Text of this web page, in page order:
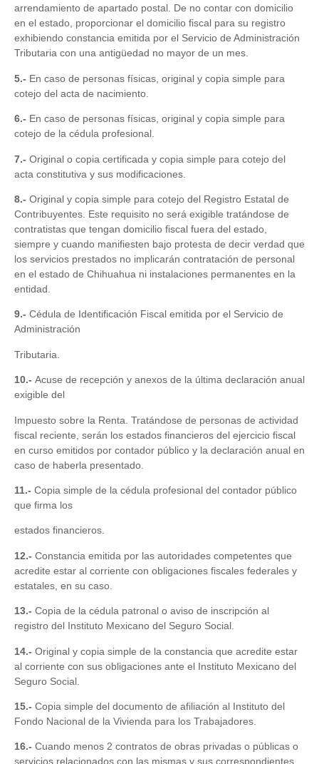
arrendamiento de apartado postal. De no contar con domicilio
en el estado, proporcionar el domicilio fiscal para su registro
exhibiendo constancia emitida por el Servicio de Administración
Tributaria con una antigüedad no mayor de un mes.
5.- En caso de personas físicas, original y copia simple para
cotejo del acta de nacimiento.
6.- En caso de personas físicas, original y copia simple para
cotejo de la cédula profesional.
7.- Original o copia certificada y copia simple para cotejo del
acta constitutiva y sus modificaciones.
8.- Original y copia simple para cotejo del Registro Estatal de
Contribuyentes. Este requisito no será exigible tratándose de
contratistas que tengan domicilio fiscal fuera del estado,
siempre y cuando manifiesten bajo protesta de decir verdad que
los servicios prestados no implicarán contratación de personal
en el estado de Chihuahua ni instalaciones permanentes en la
entidad.
9.- Cédula de Identificación Fiscal emitida por el Servicio de
Administración
Tributaria.
10.- Acuse de recepción y anexos de la última declaración anual
exigible del
Impuesto sobre la Renta. Tratándose de personas de actividad
fiscal reciente, serán los estados financieros del ejercicio fiscal
en curso emitidos por contador público y la declaración anual en
caso de haberla presentado.
11.- Copia simple de la cédula profesional del contador público
que firma los
estados financieros.
12.- Constancia emitida por las autoridades competentes que
acredite estar al corriente con obligaciones fiscales federales y
estatales, en su caso.
13.- Copia de la cédula patronal o aviso de inscripción al
registro del Instituto Mexicano del Seguro Social.
14.- Original y copia simple de la constancia que acredite estar
al corriente con sus obligaciones ante el Instituto Mexicano del
Seguro Social.
15.- Copia simple del documento de afiliación al Instituto del
Fondo Nacional de la Vivienda para los Trabajadores.
16.- Cuando menos 2 contratos de obras privadas o públicas o
servicios relacionados con las mismas y sus correspondientes